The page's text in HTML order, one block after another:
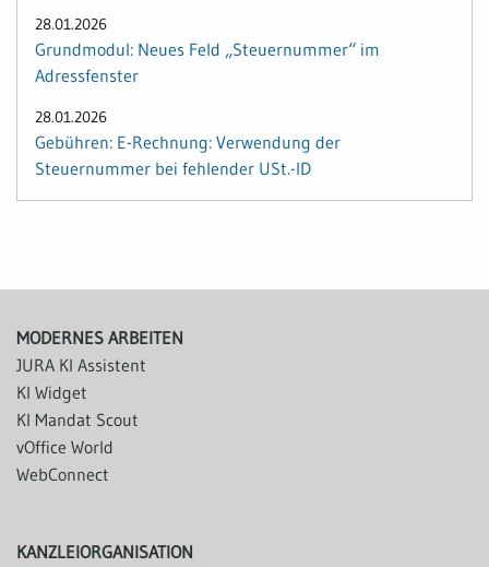
28.01.2026
Grundmodul: Neues Feld „Steuernummer“ im
Adressfenster
28.01.2026
Gebühren: E-Rechnung: Verwendung der
Steuernummer bei fehlender USt.-ID
MODERNES ARBEITEN
JURA KI Assistent
KI Widget
KI Mandat Scout
vOffice World
WebConnect
KANZLEIORGANISATION